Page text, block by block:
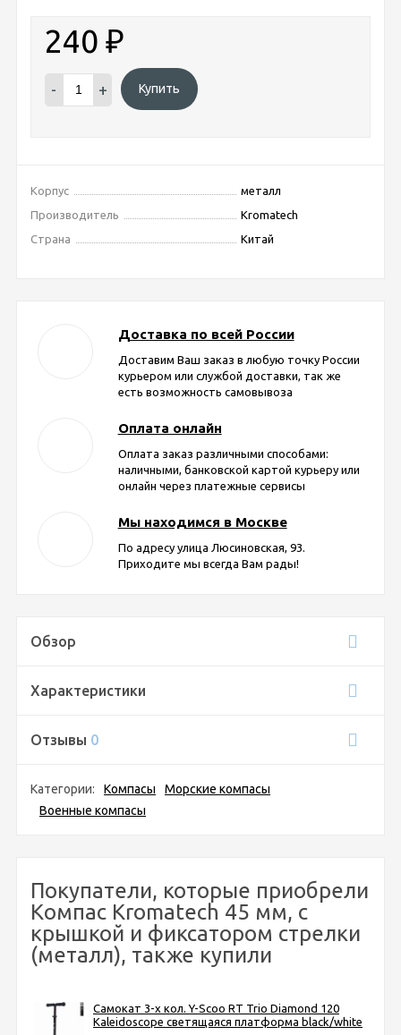
240 ₽
- + Купить
Корпус
металл
Производитель
Kromatech
Страна
Китай
Доставка по всей России
Доставим Ваш заказ в любую точку России
курьером или службой доставки, так же
есть возможность самовывоза
Оплата онлайн
Оплата заказ различными способами:
наличными, банковской картой курьеру или
онлайн через платежные сервисы
Мы находимся в Москве
По адресу улица Люсиновская, 93.
Приходите мы всегда Вам рады!
Обзор
Характеристики
Отзывы 0
Категории: Компасы
Морские компасы
Военные компасы
Покупатели, которые приобрели
Компас Kromatech 45 мм, с
крышкой и фиксатором стрелки
(металл), также купили
Самокат 3-х кол. Y-Scoo RT Trio Diamond 120
Kaleidoscope светящаяся платформа black/white